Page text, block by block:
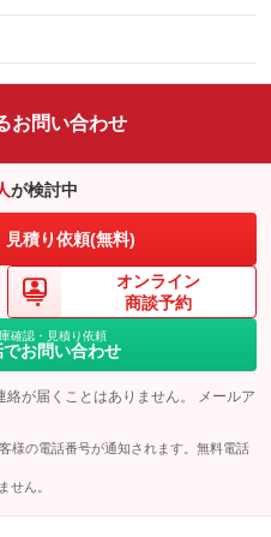
お問い合わせ
が検討中
見積り依頼(無料)
オンライン
商談予約
確認・見積り依頼
お問い合わせ
が届くことはありません。 メールア
様の電話番号が通知されます。無料電話
せん。